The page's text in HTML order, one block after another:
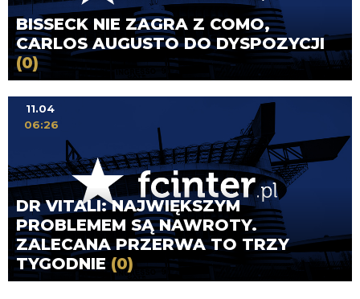
BISSECK NIE ZAGRA Z COMO,
CARLOS AUGUSTO DO DYSPOZYCJI
(0)
DR VITALI: NAJWIĘKSZYM
PROBLEMEM SĄ NAWROTY.
ZALECANA PRZERWA TO TRZY
TYGODNIE (0)
11.04
06:26